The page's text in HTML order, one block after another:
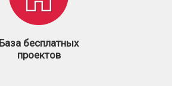
База бесплатных
проектов